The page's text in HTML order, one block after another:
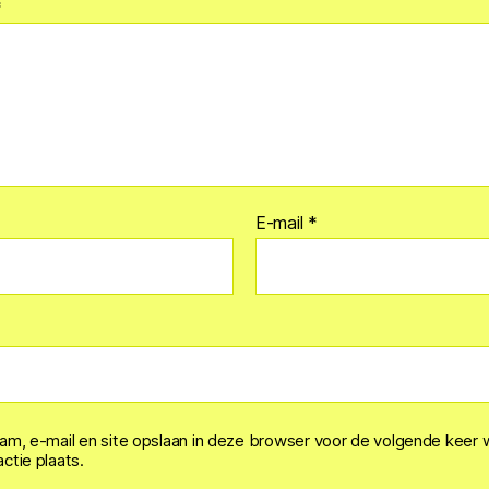
E-mail *
e-mail en site opslaan in deze browser voor de volgende keer
plaats.